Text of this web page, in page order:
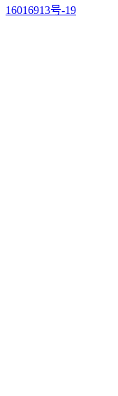
16016913号-19